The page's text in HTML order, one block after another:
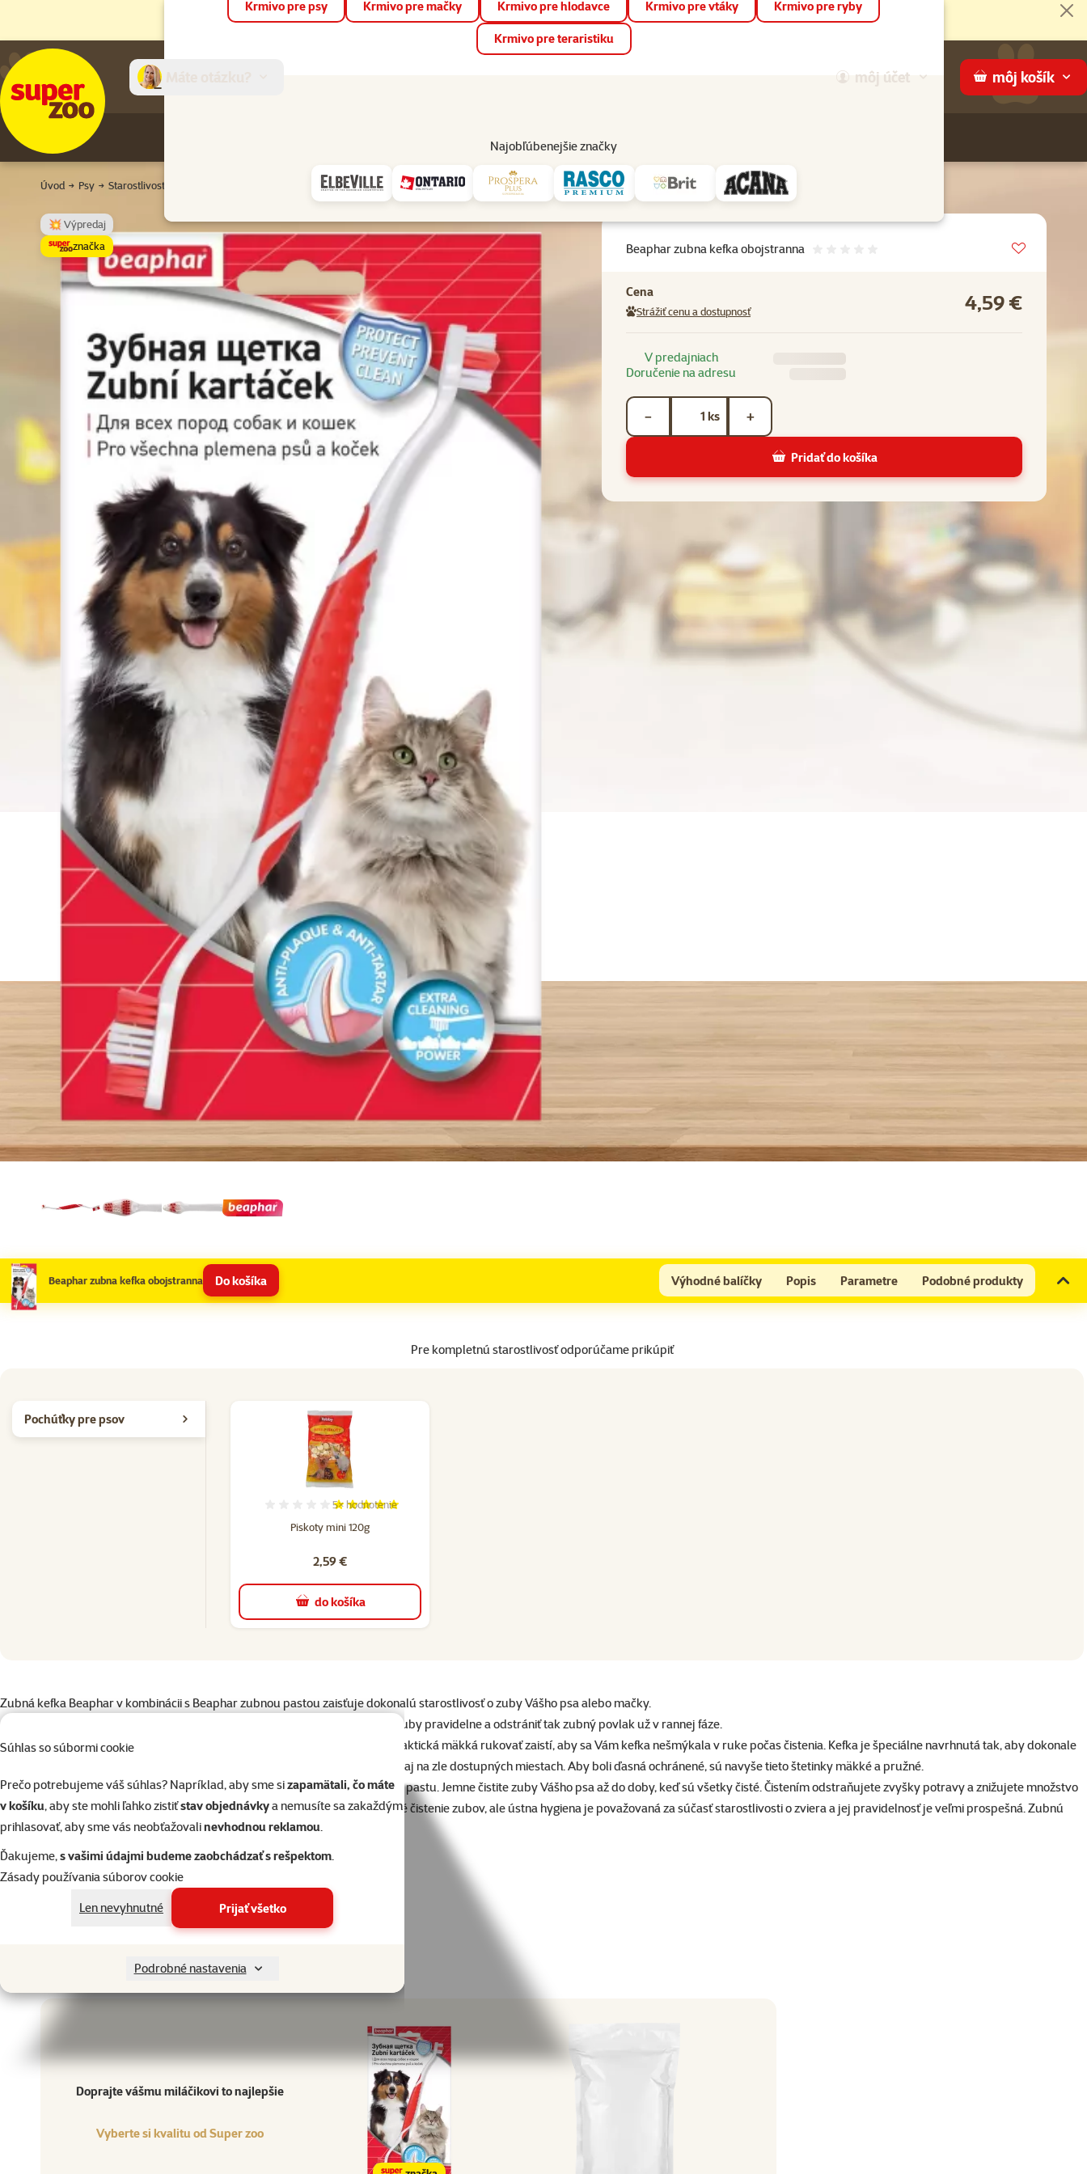
📱 Stiahnite si novú aplikáciu Super zoo.Viac informácií
Súhlas so súbormi cookie
Prečo potrebujeme váš súhlas? Napríklad, aby sme sizapamätali, čo máte
v košíku, aby ste mohli ľahko zistiťstav objednávkya nemusíte sa zakaždým
prihlasovať, aby sme vás neobťažovalinevhodnou reklamou.
Ďakujeme,s vašimi údajmi budeme zaobchádzať s rešpektom.
Zásady používania súborov cookie
Len nevyhnutné
Prijať všetko
Podrobné nastavenia
môj účet môj košík
Krmivo pre psy Krmivo pre mačky Krmivo pre hlodavce Krmivo pre vtáky Krmivo pre ryby
Krmivo pre teraristiku
Najobľúbenejšie značky
Predajne Služby
Úvod Psy Starostlivosť o psy Hygienické potreby Beaphar zubna kefka obojstranna
Beaphar zubna kefka obojstranna
Cena
Strážiť cenu a dostupnosť 4,59 €
V predajniach
Doručenie na adresu
ks
− +
Pridať do košíka
💥 Výpredaj
značka
Beaphar zubna kefka obojstranna Do košíka Výhodné balíčky Popis Parametre Podobné produkty
Pre kompletnú starostlivosť odporúčame prikúpiť
Pochúťky pre psov
Piskoty mini 120g
Hodnotenie 100%, počet hodnotení: 5
5× hodnotenie
2,59 €
do košíka
superzoo.product.detail.content
Zubná kefka Beaphar v kombinácii s Beaphar zubnou pastou zaisťuje dokonalú starostlivosť o zuby Vášho psa alebo mačky.
Aby ste predišli zlému dychu a kazeniu zubov Vášho psa, je nutné čistiť mu zuby pravidelne a odstrániť tak zubný povlak už v rannej fáze.
Táto obojstranná zubná kefka sa dá použiť pre všetky veľkosti a plemená. Praktická mäkká rukovať zaistí, aby sa Vám kefka nešmýkala v ruke počas čistenia. Kefka je špeciálne navrhnutá tak, aby dokonale
vyhovovala tvaru zubov. Rôzne dĺžky štetiniek uľahčujú čistenie a čistia zuby aj na zle dostupných miestach. Aby boli ďasná ochránené, sú navyše tieto štetinky mäkké a pružné.
Návod na použitie:Pred použitím kefku navlhčite a aplikujte Beaphar zubnú pastu. Jemne čistite zuby Vášho psa až do doby, keď sú všetky čisté. Čistením odstraňujete zvyšky potravy a znižujete množstvo
baktérií v ústach psa. Bude chvíľu trvať, kým si Váš psík zvykne na pravidelné čistenie zubov, ale ústna hygiena je považovaná za súčasť starostlivosti o zviera a jej pravidelnosť je veľmi prospešná. Zubnú
kefku vymeňte zhruba po 3 mesiacoch alebo skôr v prípade opotrebovania.
Šteňa, Dospelý, Senior
Mačiatko, Dospelá mačka, Staršia mačka
244-15315
Produkt
Doprajte vášmu miláčikovi to najlepšie
Vyberte si kvalitu od Super zoo